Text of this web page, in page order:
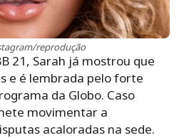
reprodução
21, Sarah já mostrou que
e é lembrada pelo forte
da Globo. Caso
movimentar a
acaloradas na sede.